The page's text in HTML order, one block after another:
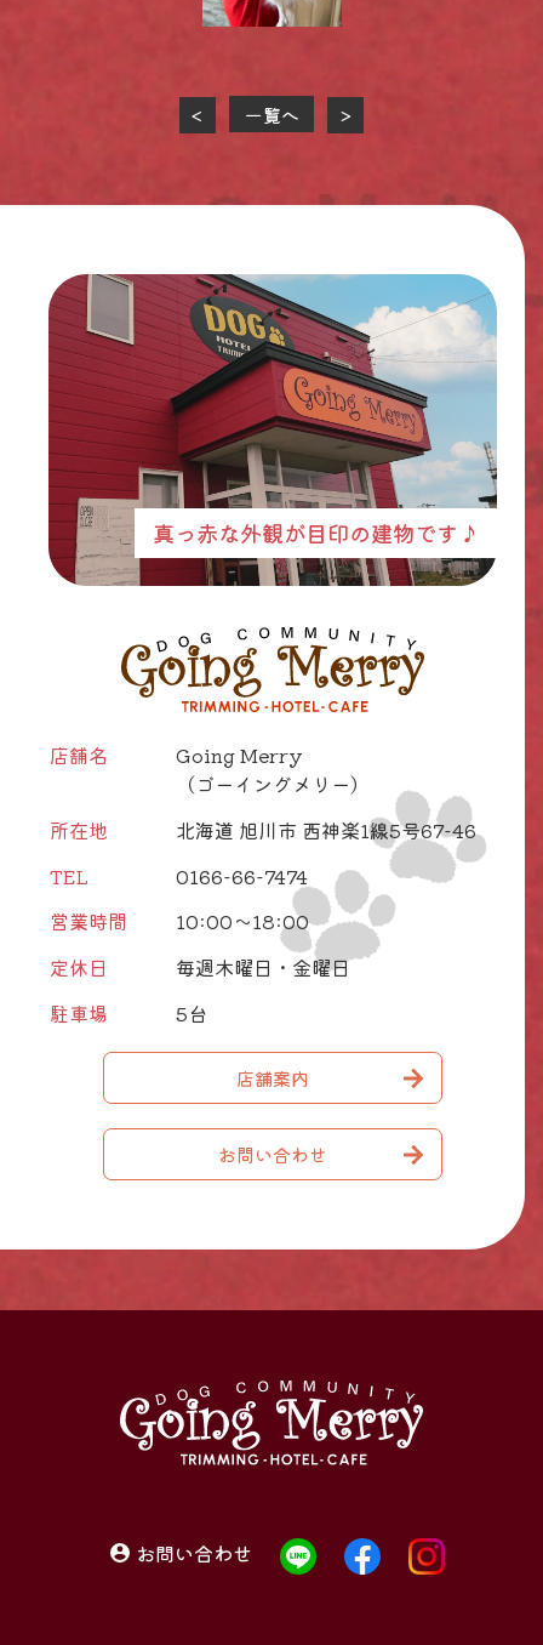
< 一覧へ >
真っ赤な外観が目印の建物です♪
店舗名
Going Merry
（ゴーイングメリー）
所在地
北海道 旭川市 西神楽1線5号67-46
TEL
0166-66-7474
営業時間
10:00～18:00
定休日
毎週木曜日・金曜日
駐車場
5台
店舗案内
お問い合わせ
お問い合わせ